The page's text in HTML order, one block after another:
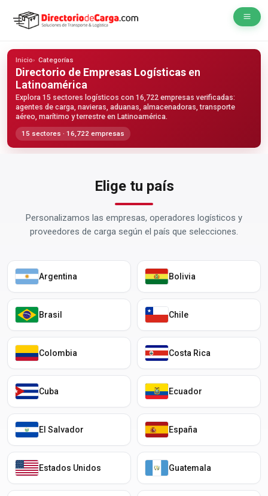
Inicio Categorías
Directorio de Empresas Logísticas en
Latinoamérica
Explora 15 sectores logísticos con 16,722 empresas verificadas:
agentes de carga, navieras, aduanas, almacenadoras, transporte
aéreo, marítimo y terrestre en Latinoamérica.
15 sectores · 16,722 empresas
Elige tu país
Personalizamos las empresas, operadores logísticos y
proveedores de carga según el país que selecciones.
Argentina Bolivia
Brasil Chile
Colombia Costa Rica
Cuba Ecuador
El Salvador España
Estados Unidos Guatemala